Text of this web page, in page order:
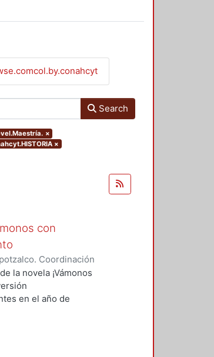
Search
×
×
con
Coordinación
la novela ¡Vámonos
en el año de